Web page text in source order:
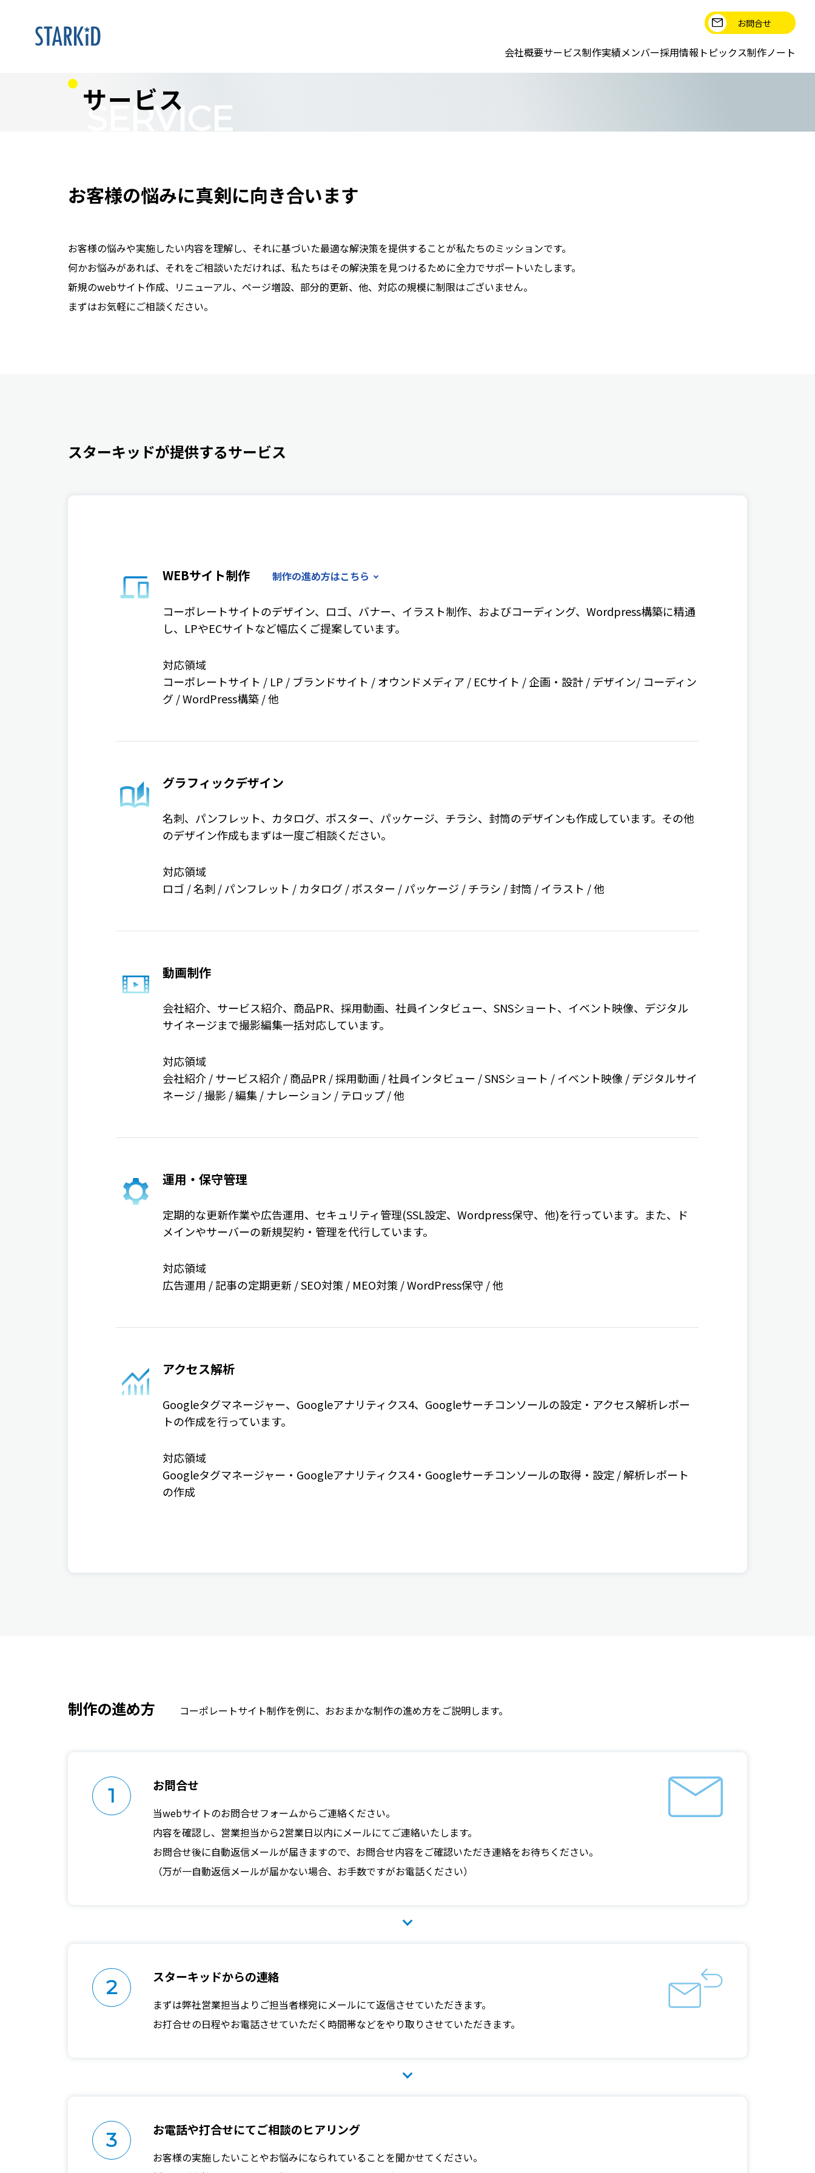
お問合せ
会社概要サービス制作実績メンバー採用情報 トピックス制作ノート
サービス
SERVICE
お客様の悩みに真剣に向き合います
お客様の悩みや実施したい内容を理解し、それに基づいた最適な解決策を提供することが私たちのミッションです。
何かお悩みがあれば、それをご相談いただければ、私たちはその解決策を見つけるために全力でサポートいたします。
新規のwebサイト作成、リニューアル、ページ増設、部分的更新、他、対応の規模に制限はございません。
まずはお気軽にご相談ください。
スターキッドが提供するサービス
WEBサイト制作 制作の進め方はこちら
コーポレートサイトのデザイン、ロゴ、バナー、イラスト制作、およびコーディング、Wordpress構築に精通
し、LPやECサイトなど幅広くご提案しています。
対応領域
コーポレートサイト / LP / ブランドサイト / オウンドメディア / ECサイト / 企画・設計 / デザイン/ コーディン
グ / WordPress構築 / 他
グラフィックデザイン
名刺、パンフレット、カタログ、ポスター、パッケージ、チラシ、封筒のデザインも作成しています。その他
のデザイン作成もまずは一度ご相談ください。
対応領域
ロゴ / 名刺 / パンフレット / カタログ / ポスター / パッケージ / チラシ / 封筒 / イラスト / 他
動画制作
会社紹介、サービス紹介、商品PR、採用動画、社員インタビュー、SNSショート、イベント映像、デジタル
サイネージまで撮影編集一括対応しています。
対応領域
会社紹介 / サービス紹介 / 商品PR / 採用動画 / 社員インタビュー / SNSショート / イベント映像 / デジタルサイ
ネージ / 撮影 / 編集 / ナレーション / テロップ / 他
運用・保守管理
定期的な更新作業や広告運用、セキュリティ管理(SSL設定、Wordpress保守、他)を行っています。また、ド
メインやサーバーの新規契約・管理を代行しています。
対応領域
広告運用 / 記事の定期更新 / SEO対策 / MEO対策 / WordPress保守 / 他
アクセス解析
Googleタグマネージャー、Googleアナリティクス4、Googleサーチコンソールの設定・アクセス解析レポー
トの作成を行っています。
対応領域
Googleタグマネージャー・Googleアナリティクス4・Googleサーチコンソールの取得・設定 / 解析レポート
の作成
制作の進め方 コーポレートサイト制作を例に、おおまかな制作の進め方をご説明します。
1 お問合せ
当webサイトのお問合せフォームからご連絡ください。
内容を確認し、営業担当から2営業日以内にメールにてご連絡いたします。
お問合せ後に自動返信メールが届きますので、お問合せ内容をご確認いただき連絡をお待ちください。
（万が一自動返信メールが届かない場合、お手数ですがお電話ください）
2 スターキッドからの連絡
まずは弊社営業担当よりご担当者様宛にメールにて返信させていただきます。
お打合せの日程やお電話させていただく時間帯などをやり取りさせていただきます。
3 お電話や打合せにてご相談のヒアリング
お客様の実施したいことやお悩みになられていることを聞かせてください。